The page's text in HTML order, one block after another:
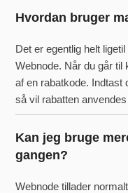
Hvordan bruger
Det er egentlig helt
Webnode. Når du går til
af en rabatkode. Indtast
så vil rabatten
Kan jeg bruge
gangen?
Webnode tillader